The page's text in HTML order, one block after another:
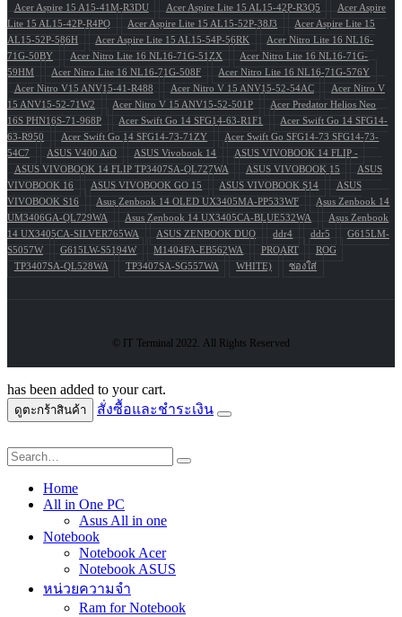
Acer Aspire 15 A15-41M-R3DU Acer Aspire Lite 15 AL15-42P-R3Q5
Acer Aspire
Lite 15 AL15-42P-R4PQ
Acer Aspire Lite 15 AL15-52P-38J3
Acer Aspire Lite 15
AL15-52P-586H
Acer Aspire Lite 15 AL15-54P-56RK
Acer Nitro Lite 16 NL16-
71G-50BY
Acer Nitro Lite 16 NL16-71G-51ZX
Acer Nitro Lite 16 NL16-71G-
59HM
Acer Nitro Lite 16 NL16-71G-508F
Acer Nitro Lite 16 NL16-71G-576Y
Acer Nitro V15 ANV15-41-R488
Acer Nitro V 15 ANV15-52-54AC
Acer Nitro V
15 ANV15-52-71W2
Acer Nitro V 15 ANV15-52-501P
Acer Predator Helios Neo
16S PHN16S-71-968P
Acer Swift Go 14 SFG14-63-R1F1
Acer Swift Go 14 SFG14-
63-R950
Acer Swift Go 14 SFG14-73-71ZY
Acer Swift Go SFG14-73 SFG14-73-
54C7
ASUS V400 AiO ASUS Vivobook 14
ASUS VIVOBOOK 14 FLIP -
ASUS VIVOBOOK 14 FLIP TP3407SA-QL727WA
ASUS VIVOBOOK 15
ASUS
VIVOBOOK 16
ASUS VIVOBOOK GO 15 ASUS VIVOBOOK S14
ASUS
VIVOBOOK S16
Asus Zenbook 14 OLED UX3405MA-PP533WF
Asus Zenbook 14
UM3406GA-QL729WA
Asus Zenbook 14 UX3405CA-BLUE532WA
Asus Zenbook
14 UX3405CA-SILVER765WA
ASUS ZENBOOK DUO ddr4 ddr5
G615LM-
S5057W
G615LW-S5194W M1404FA-EB562WA PROART
ROG
TP3407SA-QL528WA
TP3407SA-SG557WA WHITE) ซองใส่
© IT Terminal 2022. All Rights Reserved
has been added to your cart.
ดูตะกร้าสินค้า สั่งซื้อและชำระเงิน
Home
All in One PC
Asus All in one
Notebook
Notebook Acer
Notebook ASUS
หน่วยความจำ
Ram for Notebook